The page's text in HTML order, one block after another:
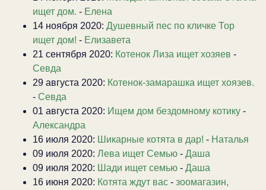
ищет дом. - Елена
14 ноября 2020: Душевный пес по кличке Тор
ищет дом! - Елизавета
21 сентября 2020: Котенок Лиза ищет хозяев -
Севда
29 августа 2020: Котенок-замарашка ищет хоязев.
- Севда
01 августа 2020: Ищем дом бездомному котику -
Александра
16 июля 2020: Шикарные котята в дар! - Наталья
09 июля 2020: Лева ищет Семью - Даша
09 июля 2020: Шади ищет семью - Даша
16 июня 2020: Котята ждут вас - зоомагазин,